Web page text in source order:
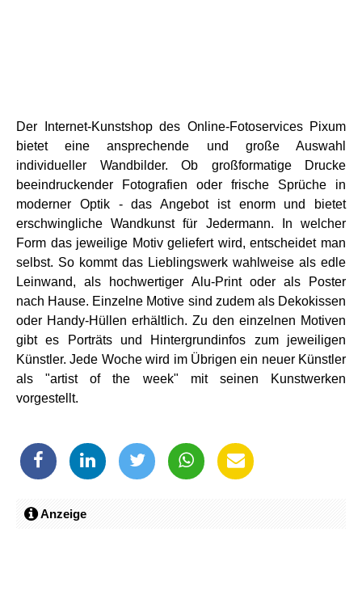
Der Internet-Kunstshop des Online-Fotoservices Pixum
bietet eine ansprechende und große Auswahl
individueller Wandbilder. Ob großformatige Drucke
beeindruckender Fotografien oder frische Sprüche in
moderner Optik - das Angebot ist enorm und bietet
erschwingliche Wandkunst für Jedermann. In welcher
Form das jeweilige Motiv geliefert wird, entscheidet man
selbst. So kommt das Lieblingswerk wahlweise als edle
Leinwand, als hochwertiger Alu-Print oder als Poster
nach Hause. Einzelne Motive sind zudem als Dekokissen
oder Handy-Hüllen erhältlich. Zu den einzelnen Motiven
gibt es Porträts und Hintergrundinfos zum jeweiligen
Künstler. Jede Woche wird im Übrigen ein neuer Künstler
als "artist of the week" mit seinen Kunstwerken
vorgestellt.
Anzeige